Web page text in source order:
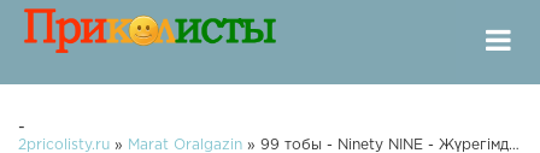
-
2pricolisty.ru » Marat Oralgazin » 99 тобы - Ninety NINE - Жүрегімді қинама - Кызык Times